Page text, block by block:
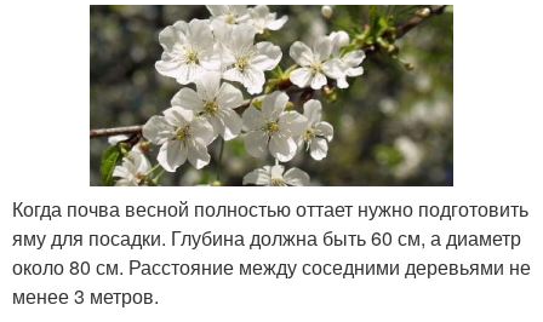
Когда почва весной полностью оттает нужно подготовить
яму для посадки. Глубина должна быть 60 см, а диаметр
около 80 см. Расстояние между соседними деревьями не
менее 3 метров.